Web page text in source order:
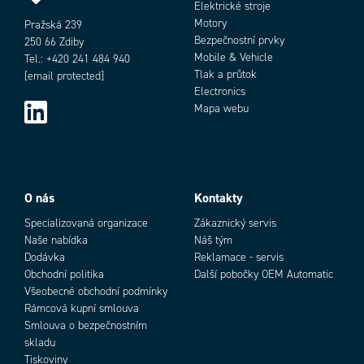
-40 °C
Shoda s normami CE
Šířka 79 mm
Spotřeba energie 1,5 A
Třída krytí IP64
Ne
Výška 105 mm
Pražská 239
250 66 Zdiby
Tel.: +420 241 484 940
[email protected]
Elektrické stroje
Motory
Bezpečnostní prvky
Mobile & Vehicle
Tlak a průtok
Electronics
Mapa webu
O nás
Specializovaná organizace
Naše nabídka
Dodávka
Obchodní politika
Všeobecné obchodní podmínky
Rámcová kupní smlouva
Smlouva o bezpečnostním
skladu
Tiskoviny
Kontakty
Zákaznický servis
Náš tým
Reklamace - servis
Další pobočky OEM Automatic